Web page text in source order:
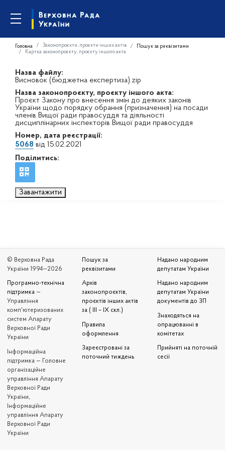
Головна Законопроєкти, проєкти інших актів
Пошук за реквізитами
Картка законопроєкту, проєкту іншого акта
Назва файлу:
Висновок (бюджетна експертиза).zip
Назва законопроєкту, проєкту іншого акта:
Проєкт Закону про внесення змін до деяких законів
України щодо порядку обрання (призначення) на посади
членів Вищої ради правосуддя та діяльності
дисциплінарних інспекторів Вищої ради правосуддя
Номер, дата реєстрації:
5068 від 15.02.2021
Поділитись:
Завантажити
© Верховна Рада
України 1994—2026
Програмно-технічна
підтримка —
Управління
комп'ютеризованих
систем Апарату
Верховної Ради
України
Iнформаційна
підтримка — Головне
організаційне
управління Апарату
Верховної Ради
України,
Інформаційне
управління Апарату
Верховної Ради
України
Пошук за
реквізитами
Архів
законопроєктів,
проєктів інших актів
за ( III – IX скл.)
Правила
оформлення
Зареєстровані за
поточний тиждень
Надано народним
депутатам України
Надано народним
депутатам України
документів до ЗП
Знаходяться на
опрацюванні в
комітетах
Прийняті на поточній
сесії